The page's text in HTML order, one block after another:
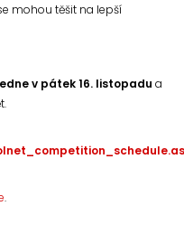
mohou těšit na lepší
v pátek 16. listopadu a
.